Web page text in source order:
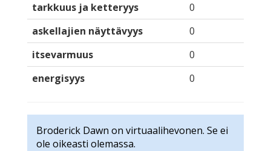
tarkkuus ja ketteryys
0
askellajien näyttävyys
0
itsevarmuus
0
energisyys
0
Broderick Dawn on virtuaalihevonen. Se ei
ole oikeasti olemassa.